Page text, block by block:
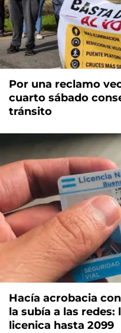
Por una reclamo
cuarto sábado
tránsito
Hacía acrobacia
la subía a las redes:
licenica hasta 2099